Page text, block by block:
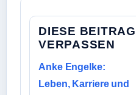
DIESE
VERPASSEN
Anke Engelke:
Leben, Karriere und